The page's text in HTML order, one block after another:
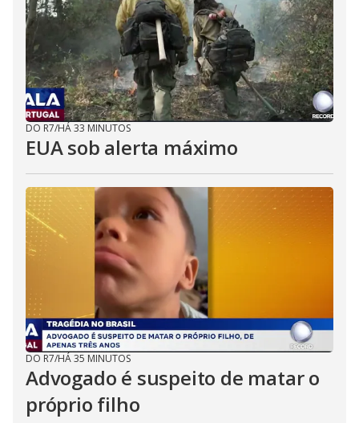
DO R7/HÁ 33 MINUTOS
EUA sob alerta máximo
DO R7/HÁ 35 MINUTOS
Advogado é suspeito de matar o
próprio filho